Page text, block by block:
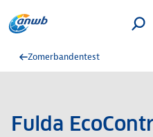
Zomerbandentest
Fulda